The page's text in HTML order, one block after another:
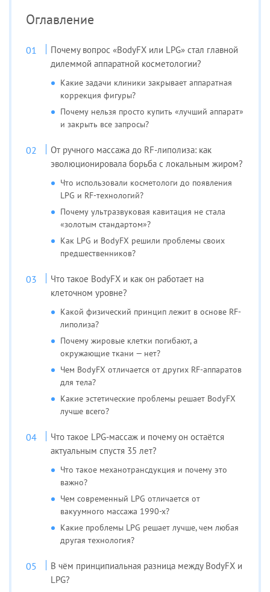
Оглавление
Почему вопрос «BodyFX или LPG» стал главной
дилеммой аппаратной косметологии?
Какие задачи клиники закрывает аппаратная
коррекция фигуры?
Почему нельзя просто купить «лучший аппарат»
и закрыть все запросы?
От ручного массажа до RF-липолиза: как
эволюционировала борьба с локальным жиром?
Что использовали косметологи до появления
LPG и RF-технологий?
Почему ультразвуковая кавитация не стала
«золотым стандартом»?
Как LPG и BodyFX решили проблемы своих
предшественников?
Что такое BodyFX и как он работает на
клеточном уровне?
Какой физический принцип лежит в основе RF-
липолиза?
Почему жировые клетки погибают, а
окружающие ткани — нет?
Чем BodyFX отличается от других RF-аппаратов
для тела?
Какие эстетические проблемы решает BodyFX
лучше всего?
Что такое LPG-массаж и почему он остаётся
актуальным спустя 35 лет?
Что такое механотрансдукция и почему это
важно?
Чем современный LPG отличается от
вакуумного массажа 1990-х?
Какие проблемы LPG решает лучше, чем любая
другая технология?
В чём принципиальная разница между BodyFX и
LPG?